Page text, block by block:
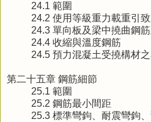
24.1 範圍
24.2 使用等級重力載重引
24.3 單向板及梁中撓曲鋼
24.4 收縮與溫度鋼筋
24.5 預力混凝土受撓構材
第二十五章 鋼筋細節
25.1 範圍
25.2 鋼筋最小間距
25.3 標準彎鉤、耐震彎鉤